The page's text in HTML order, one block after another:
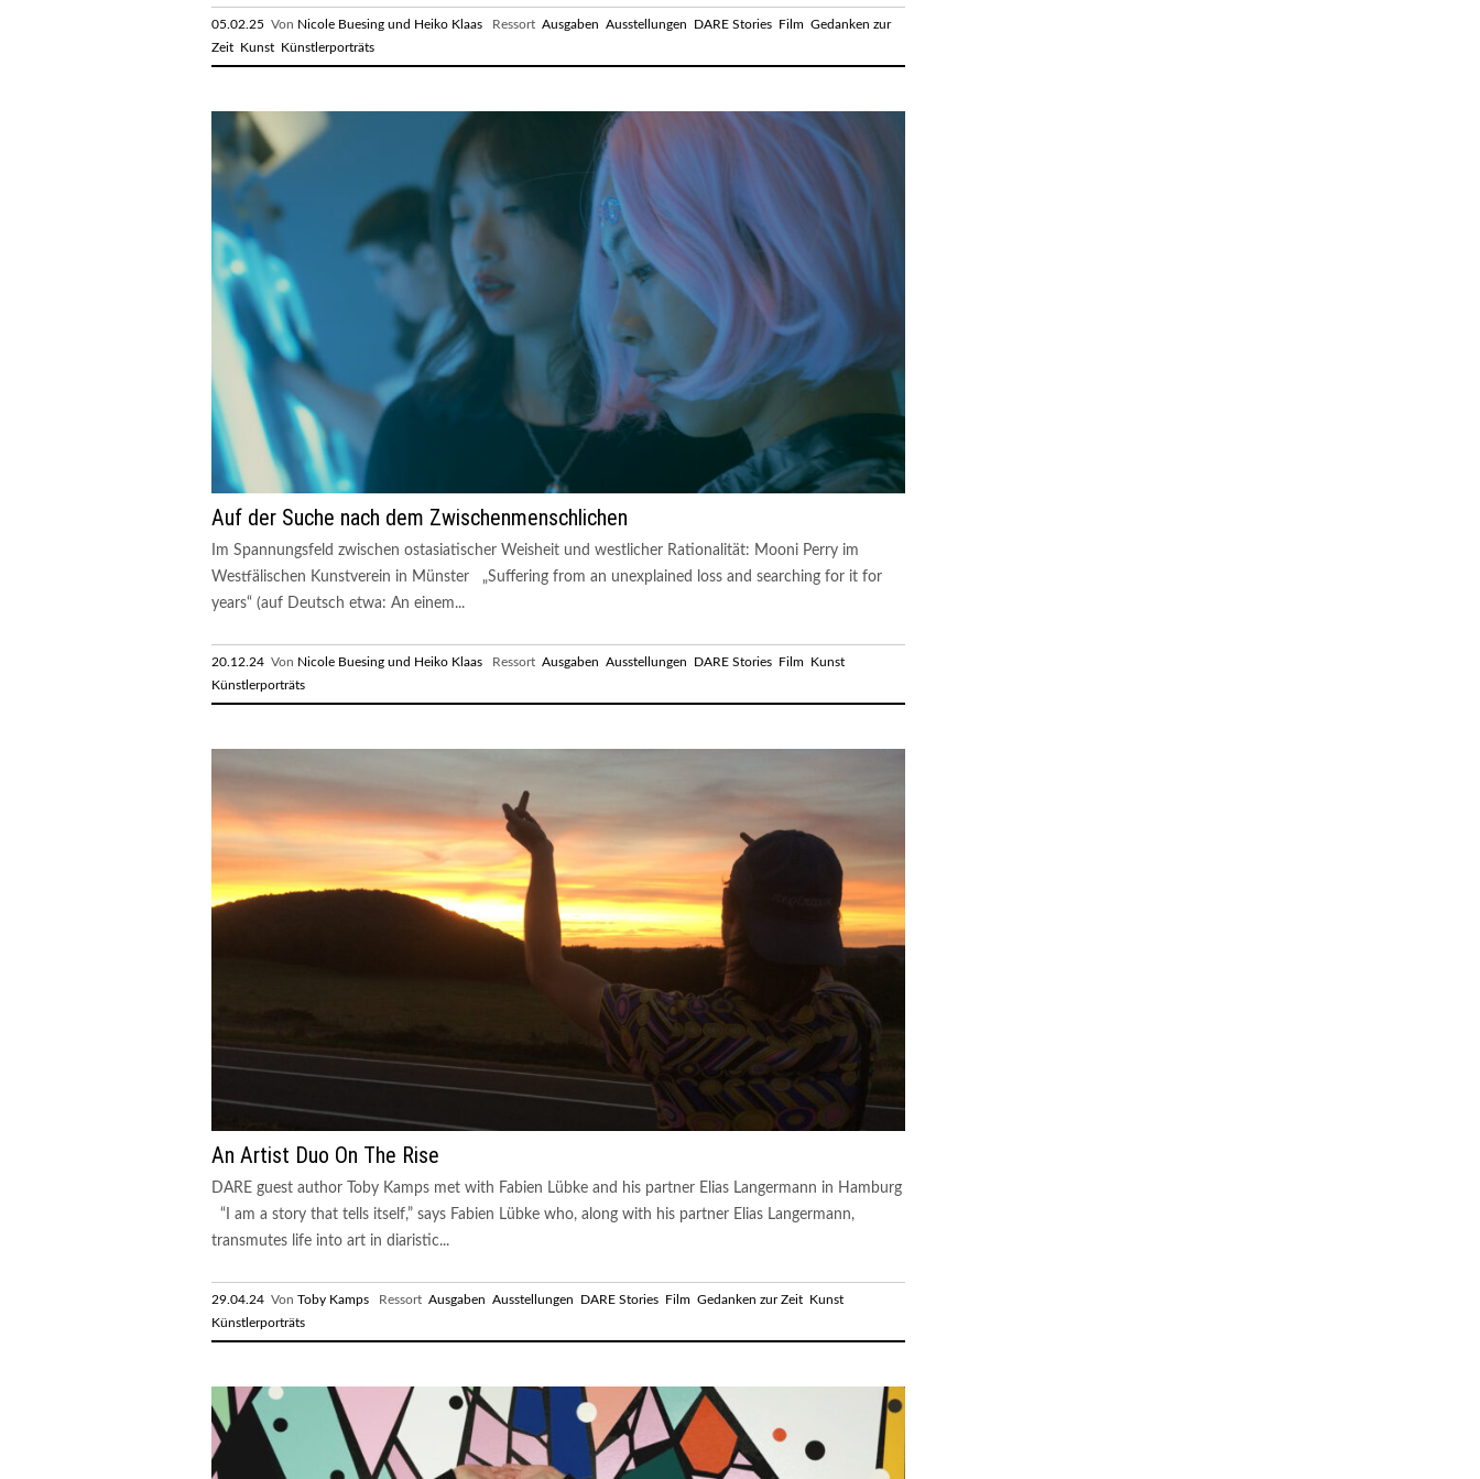
05.02.25 Von Nicole Buesing und Heiko Klaas Ressort Ausgaben Ausstellungen DARE Stories Film Gedanken zur
Zeit Kunst Künstlerporträts
Auf der Suche nach dem Zwischenmenschlichen
Im Spannungsfeld zwischen ostasiatischer Weisheit und westlicher Rationalität: Mooni Perry im
Westfälischen Kunstverein in Münster „Suffering from an unexplained loss and searching for it for
years“ (auf Deutsch etwa: An einem...
20.12.24 Von Nicole Buesing und Heiko Klaas Ressort Ausgaben Ausstellungen DARE Stories Film Kunst
Künstlerporträts
An Artist Duo On The Rise
DARE guest author Toby Kamps met with Fabien Lübke and his partner Elias Langermann in Hamburg
“I am a story that tells itself,” says Fabien Lübke who, along with his partner Elias Langermann,
transmutes life into art in diaristic...
29.04.24 Von Toby Kamps Ressort Ausgaben Ausstellungen DARE Stories Film Gedanken zur Zeit Kunst
Künstlerporträts